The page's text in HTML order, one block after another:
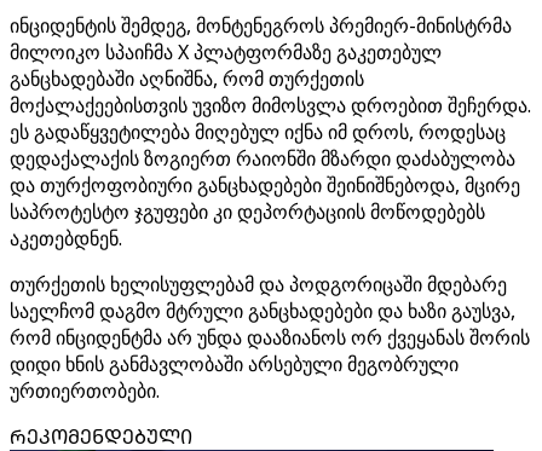
ინციდენტის შემდეგ, მონტენეგროს პრემიერ-მინისტრმა
მილოიკო სპაიჩმა X პლატფორმაზე გაკეთებულ
განცხადებაში აღნიშნა, რომ თურქეთის
მოქალაქეებისთვის უვიზო მიმოსვლა დროებით შეჩერდა.
ეს გადაწყვეტილება მიღებულ იქნა იმ დროს, როდესაც
დედაქალაქის ზოგიერთ რაიონში მზარდი დაძაბულობა
და თურქოფობიური განცხადებები შეინიშნებოდა, მცირე
საპროტესტო ჯგუფები კი დეპორტაციის მოწოდებებს
აკეთებდნენ.
თურქეთის ხელისუფლებამ და პოდგორიცაში მდებარე
საელჩომ დაგმო მტრული განცხადებები და ხაზი გაუსვა,
რომ ინციდენტმა არ უნდა დააზიანოს ორ ქვეყანას შორის
დიდი ხნის განმავლობაში არსებული მეგობრული
ურთიერთობები.
ᲠᲔᲙᲝᲛᲔᲜᲓᲔᲑᲣᲚᲘ